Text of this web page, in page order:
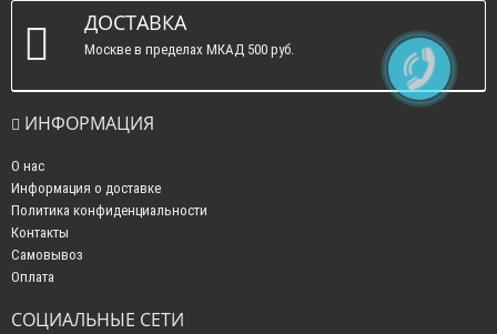
ДОСТАВКА
Москве в пределах МКАД 500 руб.
ИНФОРМАЦИЯ
О нас
Информация о доставке
Политика конфиденциальности
Контакты
Самовывоз
Оплата
СОЦИАЛЬНЫЕ СЕТИ